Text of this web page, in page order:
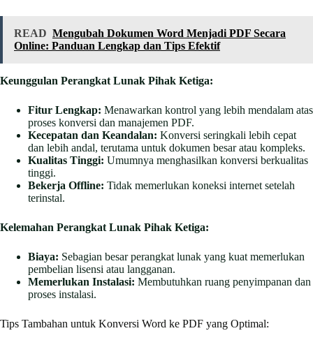
READ Mengubah Dokumen Word Menjadi PDF Secara
Online: Panduan Lengkap dan Tips Efektif
Keunggulan Perangkat Lunak Pihak Ketiga:
Fitur Lengkap: Menawarkan kontrol yang lebih mendalam atas
proses konversi dan manajemen PDF.
Kecepatan dan Keandalan: Konversi seringkali lebih cepat
dan lebih andal, terutama untuk dokumen besar atau kompleks.
Kualitas Tinggi: Umumnya menghasilkan konversi berkualitas
tinggi.
Bekerja Offline: Tidak memerlukan koneksi internet setelah
terinstal.
Kelemahan Perangkat Lunak Pihak Ketiga:
Biaya: Sebagian besar perangkat lunak yang kuat memerlukan
pembelian lisensi atau langganan.
Memerlukan Instalasi: Membutuhkan ruang penyimpanan dan
proses instalasi.
Tips Tambahan untuk Konversi Word ke PDF yang Optimal: